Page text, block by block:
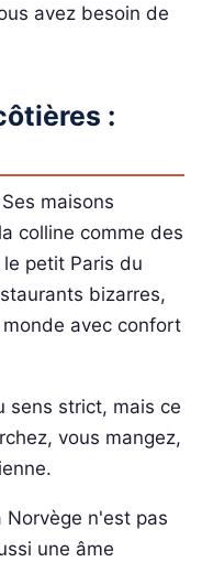
avez besoin de
:
maisons
colline comme des
petit Paris du
bizarres,
avec confort
sens strict, mais ce
vous mangez,
Norvège n'est pas
une âme